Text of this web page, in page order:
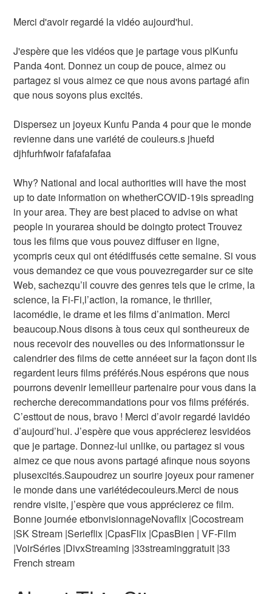
Merci d'avoir regardé la vidéo aujourd'hui.
J'espère que les vidéos que je partage vous plKunfu
Panda 4ont. Donnez un coup de pouce, aimez ou
partagez si vous aimez ce que nous avons partagé afin
que nous soyons plus excités.
Dispersez un joyeux Kunfu Panda 4 pour que le monde
revienne dans une variété de couleurs.s jhuefd
djhfurhfwoir fafafafafaa
Why? National and local authorities will have the most
up to date information on whetherCOVID-19is spreading
in your area. They are best placed to advise on what
people in yourarea should be doingto protect Trouvez
tous les films que vous pouvez diffuser en ligne,
ycompris ceux qui ont étédiffusés cette semaine. Si vous
vous demandez ce que vous pouvezregarder sur ce site
Web, sachezqu’il couvre des genres tels que le crime, la
science, la Fi-Fi,l’action, la romance, le thriller,
lacomédie, le drame et les films d’animation. Merci
beaucoup.Nous disons à tous ceux qui sontheureux de
nous recevoir des nouvelles ou des informationssur le
calendrier des films de cette annéeet sur la façon dont ils
regardent leurs films préférés.Nous espérons que nous
pourrons devenir lemeilleur partenaire pour vous dans la
recherche derecommandations pour vos films préférés.
C’esttout de nous, bravo ! Merci d’avoir regardé lavidéo
d’aujourd’hui. J’espère que vous apprécierez lesvidéos
que je partage. Donnez-lui unlike, ou partagez si vous
aimez ce que nous avons partagé afinque nous soyons
plusexcités.Saupoudrez un sourire joyeux pour ramener
le monde dans une variétédecouleurs.Merci de nous
rendre visite, j’espère que vous apprécierez ce film.
Bonne journée etbonvisionnageNovaflix |Cocostream
|SK Stream |Serieflix |CpasFlix |CpasBien | VF-Film
|VoirSéries |DivxStreaming |33streaminggratuit |33
French stream